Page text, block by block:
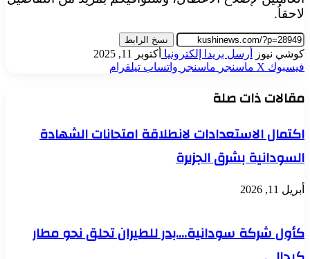
لاحقاُ.
نسخ الرابط
كوشي نيوز أرسل بريدا إلكترونيا أكتوبر 11, 2025
فيسبوك ‫X ماسنجر ماسنجر واتساب تيلقرام
مقالات ذات صلة
اكتمال الاستعدادات لانطلاقة امتحانات الشهادة
السودانية بشرق الجزيرة
أبريل 11, 2026
كأول شركة سودانية….بدر للطيران تحلق نحو مطار